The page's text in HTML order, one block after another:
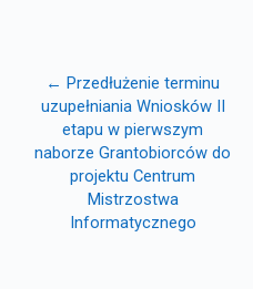
← Przedłużenie terminu
uzupełniania Wniosków II
etapu w pierwszym
naborze Grantobiorców do
projektu Centrum
Mistrzostwa
Informatycznego